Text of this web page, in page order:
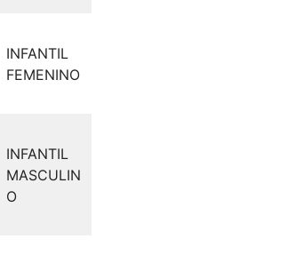
INFANTIL
FEMENINO
INFANTIL
MASCULIN
O